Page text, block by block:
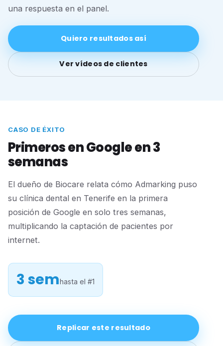
una respuesta en el panel.
Quiero resultados así
Ver vídeos de clientes
CASO DE ÉXITO
Primeros en Google en 3
semanas
El dueño de Biocare relata cómo Admarking puso
su clínica dental en Tenerife en la primera
posición de Google en solo tres semanas,
multiplicando la captación de pacientes por
internet.
3 semhasta el #1
Replicar este resultado